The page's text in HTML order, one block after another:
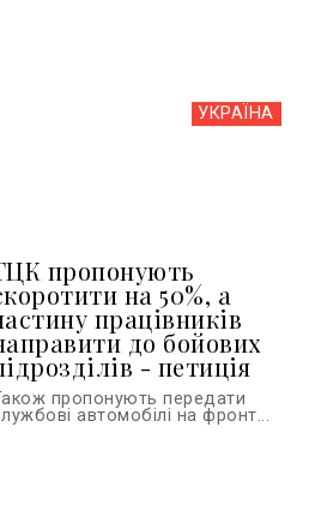
УКРАЇНА
пропонують
на 50%, а
працівників
до бойових
- петиція
пропонують передати
автомобілі на фронт...